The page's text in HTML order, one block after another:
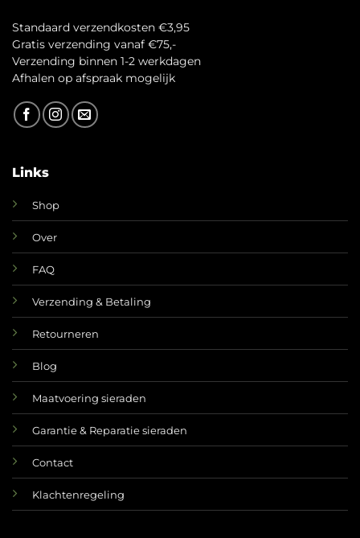
Standaard verzendkosten €3,95
Gratis verzending vanaf €75,-
Verzending binnen 1-2 werkdagen
Afhalen op afspraak mogelijk
Links
Shop
Over
FAQ
Verzending & Betaling
Retourneren
Blog
Maatvoering sieraden
Garantie & Reparatie sieraden
Contact
Klachtenregeling